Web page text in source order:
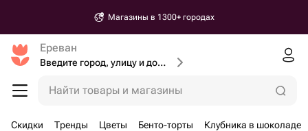
Магазины в 1300+ городах
Ереван
Введите город, улицу и дом доставки
Найти товары и магазины
Скидки Тренды Цветы Бенто-торты Клубника в шоколаде